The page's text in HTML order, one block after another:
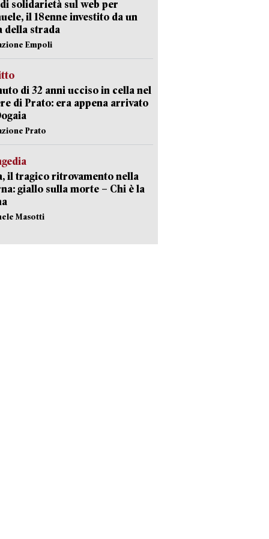
solidarietà sul web per
il 18enne investito da un
della strada
Empoli
di 32 anni ucciso in cella nel
di Prato: era appena arrivato
Prato
il tragico ritrovamento nella
giallo sulla morte – Chi è la
Masotti